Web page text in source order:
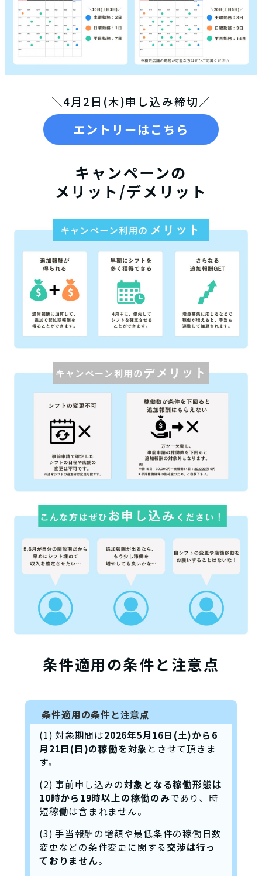
＼4月2日(木)申し込み締切／
エントリーはこちら
キャンペーンの
メリット/デメリット
条件適用の条件と注意点
条件適用の条件と注意点
(1) 対象期間は2026年5月16日(土)から6
月21日(日)の稼働を対象 とさせて頂きま
す。
(2) 事前申し込みの対象となる稼働形態は
10時から19時以上の稼働のみであり、時
短稼働は含まれません。
(3) 手当報酬の増額や最低条件の稼働日数
変更などの条件変更に関する交渉は行っ
ておりません。